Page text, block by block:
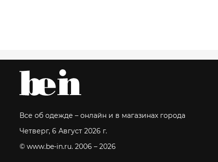
Все об одежде – онлайн и в магазинах города
Четверг, 6 Август 2026 г.
© www.be-in.ru. 2006 – 2026